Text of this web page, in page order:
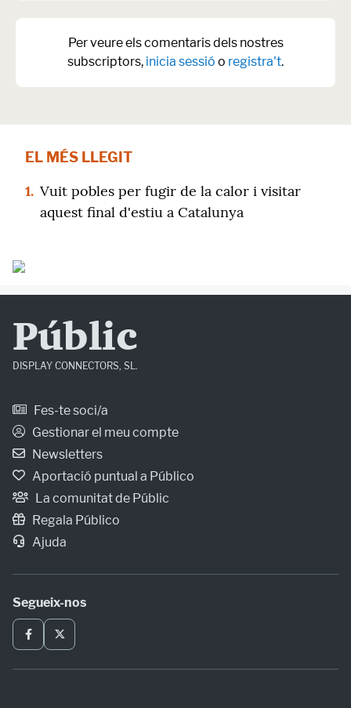
Per veure els comentaris dels nostres
subscriptors, inicia sessió o registra't.
EL MÉS LLEGIT
1. Vuit pobles per fugir de la calor i visitar
aquest final d'estiu a Catalunya
Públic
DISPLAY CONNECTORS, SL.
Fes-te soci/a
Gestionar el meu compte
Newsletters
Aportació puntual a Público
La comunitat de Públic
Regala Público
Ajuda
Segueix-nos